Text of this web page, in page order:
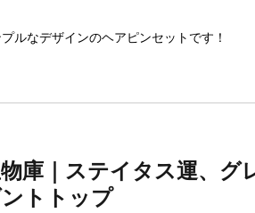
ルなデザインのヘアピンセットです！
庫｜ステイタス運、グ
トトップ